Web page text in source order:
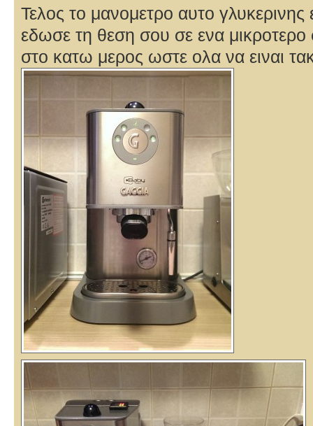
Τελος το μανομετρο αυτο γλυκερινης
εδωσε τη θεση σου σε ενα
στο κατω μερος ωστε ολα να ειναι